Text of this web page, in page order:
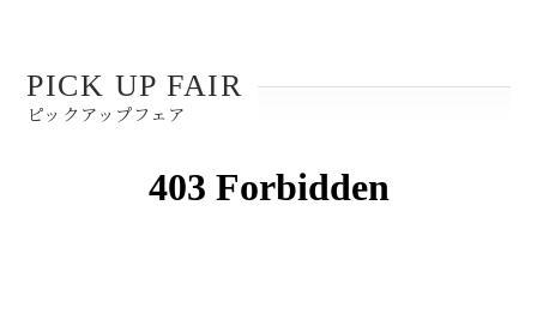
PICK UP FAIR
ピックアップフェア